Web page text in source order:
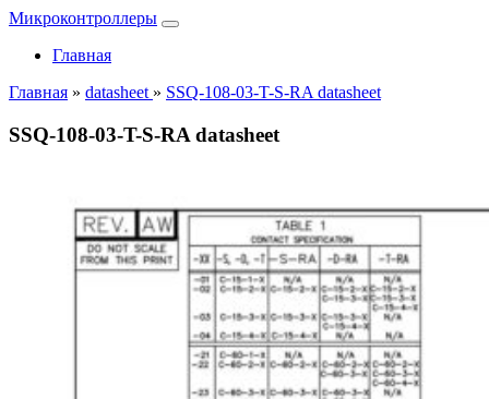
Микроконтроллеры
Главная
Главная » datasheet » SSQ-108-03-T-S-RA datasheet
SSQ-108-03-T-S-RA datasheet